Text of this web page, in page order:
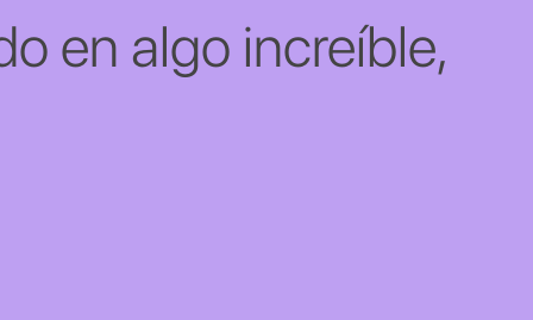
en algo increíble,